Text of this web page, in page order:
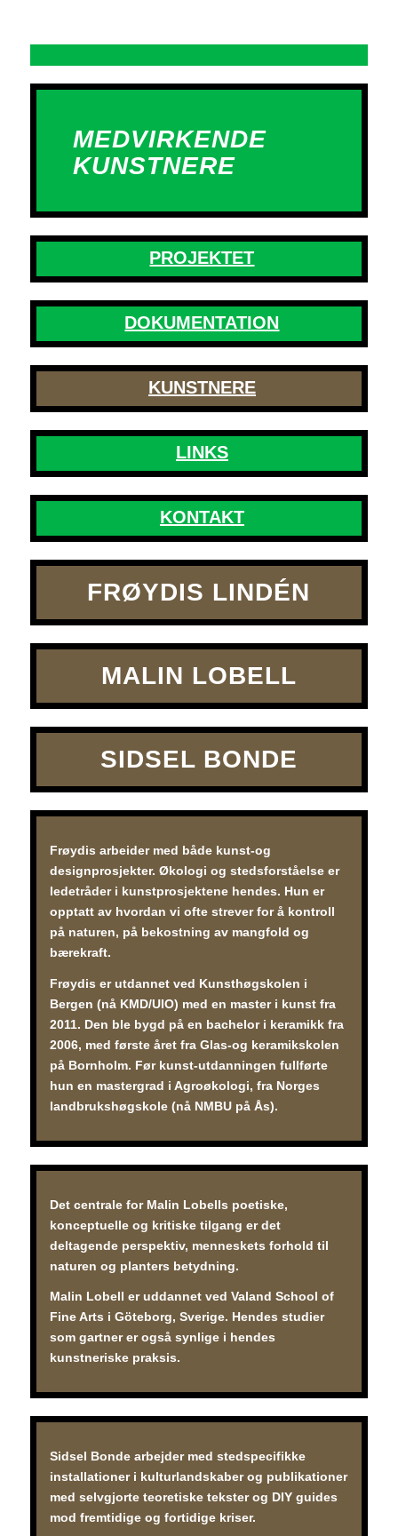
MEDVIRKENDE
KUNSTNERE
PROJEKTET
DOKUMENTATION
KUNSTNERE
LINKS
KONTAKT
FRØYDIS LINDÉN
MALIN LOBELL
SIDSEL BONDE
Frøydis arbeider med både kunst-og
designprosjekter. Økologi og stedsforståelse er
ledetråder i kunstprosjektene hendes. Hun er
opptatt av hvordan vi ofte strever for å kontroll
på naturen, på bekostning av mangfold og
bærekraft.
Frøydis er utdannet ved Kunsthøgskolen i
Bergen (nå KMD/UIO) med en master i kunst fra
2011. Den ble bygd på en bachelor i keramikk fra
2006, med første året fra Glas-og keramikskolen
på Bornholm. Før kunst-utdanningen fullførte
hun en mastergrad i Agroøkologi, fra Norges
landbrukshøgskole (nå NMBU på Ås).
Det centrale for Malin Lobells poetiske,
konceptuelle og kritiske tilgang er det
deltagende perspektiv, menneskets forhold til
naturen og planters betydning.
Malin Lobell er uddannet ved Valand School of
Fine Arts i Göteborg, Sverige. Hendes studier
som gartnerer også synlige i hendes
kunstneriske praksis.
Sidsel Bonde arbejder med stedspecifikke
installationer i kulturlandskaber og publikationer
med selvgjorte teoretiske tekster og DIY guides
mod fremtidige og fortidige kriser.